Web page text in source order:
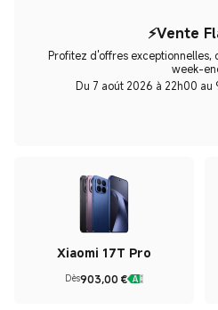
⚡Vente
Profitez d'offres exceptionnelles,
week-
Du 7 aoút 2026 à 22h00
Xiaomi 17T Pro
Dès903,00 €
Current Price €903